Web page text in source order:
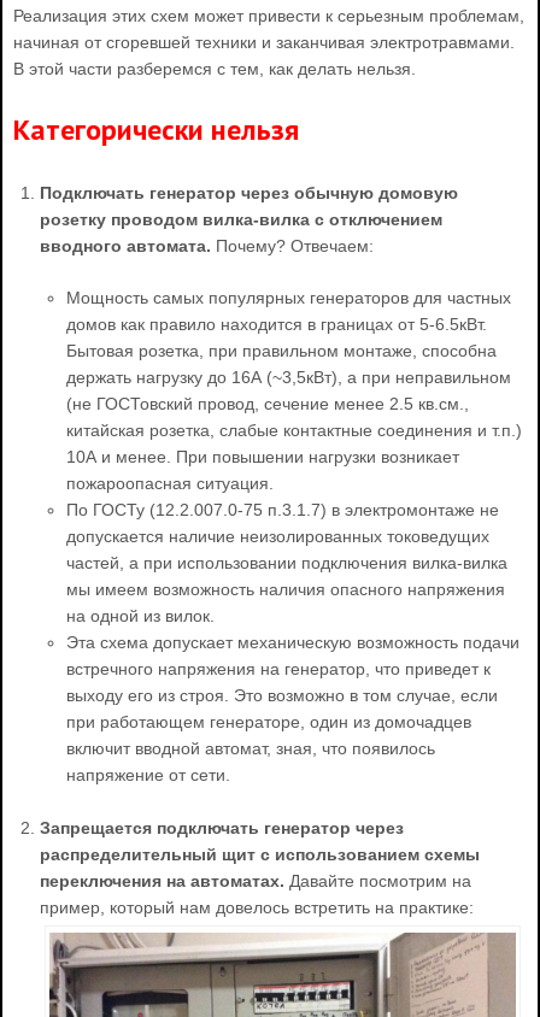
Реализация этих схем может привести к серьезным проблемам,
начиная от сгоревшей техники и заканчивая электротравмами.
В этой части разберемся с тем, как делать нельзя.
Категорически нельзя
Подключать генератор через обычную домовую
розетку проводом вилка-вилка с отключением
вводного автомата. Почему? Отвечаем:
Мощность самых популярных генераторов для частных
домов как правило находится в границах от 5-6.5кВт.
Бытовая розетка, при правильном монтаже, способна
держать нагрузку до 16А (~3,5кВт), а при неправильном
(не ГОСТовский провод, сечение менее 2.5 кв.см.,
китайская розетка, слабые контактные соединения и т.п.)
10А и менее. При повышении нагрузки возникает
пожароопасная ситуация.
По ГОСТу (12.2.007.0-75 п.3.1.7) в электромонтаже не
допускается наличие неизолированных токоведущих
частей, а при использовании подключения вилка-вилка
мы имеем возможность наличия опасного напряжения
на одной из вилок.
Эта схема допускает механическую возможность подачи
встречного напряжения на генератор, что приведет к
выходу его из строя. Это возможно в том случае, если
при работающем генераторе, один из домочадцев
включит вводной автомат, зная, что появилось
напряжение от сети.
Запрещается подключать генератор через
распределительный щит с использованием схемы
переключения на автоматах. Давайте посмотрим на
пример, который нам довелось встретить на практике: